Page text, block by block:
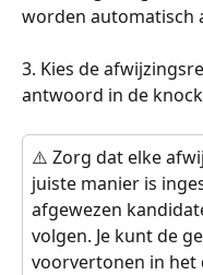
worden automatisch
3. Kies de
antwoord in de
⚠️ Zorg dat elke
juiste manier is
afgewezen
volgen. Je kunt de
voorvertonen in